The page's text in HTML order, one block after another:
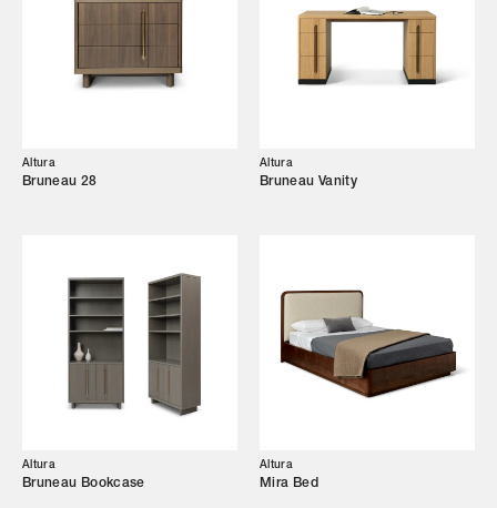
Altura
Bruneau 28
Altura
Bruneau Vanity
Altura
Bruneau Bookcase
Altura
Mira Bed